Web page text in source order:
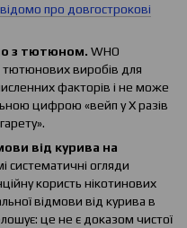
про довгострокові
з тютюном. WHO
тютюнових виробів для
факторів і не може
цифрою «вейп у X разів
від курива на
систематичні огляди
користь нікотинових
відмови від курива в
це не є доказом чистої